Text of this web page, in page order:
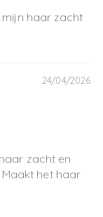
mijn haar zacht
24/04/2026
zacht en
het haar